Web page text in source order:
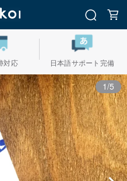
対応 日本語サポート完備
1/5